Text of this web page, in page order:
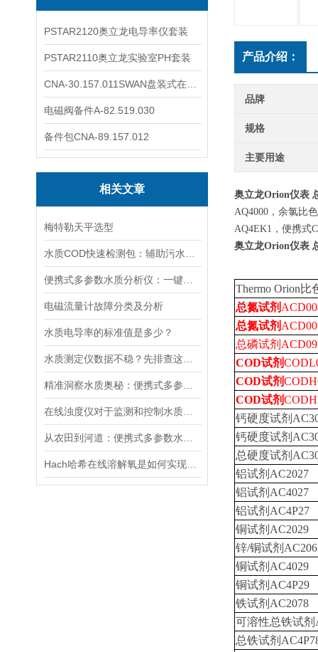
PSTAR2120奥立龙电导率仪套装
PSTAR2110奥立龙实验室PH套装
电磁阀备件A-82.519.030
备件包CNA-89.157.012
相关文章
梅特勒天平选型
电磁流量计故障分类及分析
水质电导率的标准值是多少？
产品介绍：
品牌
规格
主要用途
奥立龙Orion仪表
AQ4000，余氯比
AQ4EK1，便携式
奥立龙Orion仪表
Thermo Orion比
总氮试剂
总氮试剂
总磷试剂
COD试剂
COD试剂
COD试剂
钙硬度试剂
钙硬度试剂
总硬度试剂
铝试剂AC2027
铝试剂AC4027
铝试剂AC4P27
铜试剂AC2029
锌/铜试剂
铜试剂AC4029
铜试剂AC4P29
铁试剂AC2078
可溶性总铁试剂
总铁试剂